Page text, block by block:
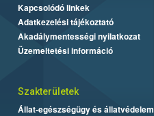
Kapcsolódó linkek
Adatkezelési tájékoztató
Akadálymentességi nyilatkozat
Üzemeltetési információ
Szakterületek
Állat-egészségügy és állatvédelem